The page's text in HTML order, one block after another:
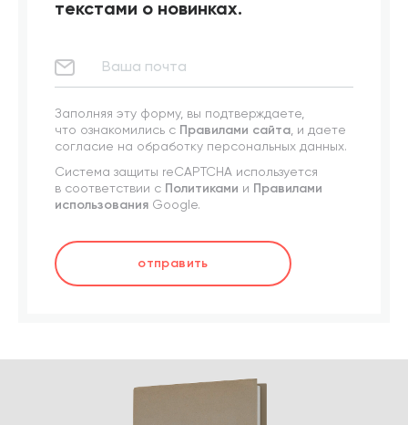
текстами о новинках.
Заполняя эту форму, вы подтверждаете,
что ознакомились с Правилами сайта, и даете
согласие на обработку персональных данных.
Система защиты reCAPTCHA используется
в соответствии с Политиками и Правилами
использования Google.
отправить